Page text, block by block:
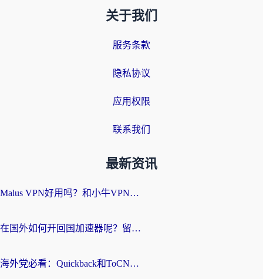
关于我们
服务条款
隐私协议
应用权限
联系我们
最新资讯
Malus VPN好用吗？和小牛VPN对比哪个回国效果更好？海外党亲测实用指南
在国外如何开回国加速器呢？留学生亲测的无缝访问国内资源指南
海外党必看：Quickback和ToCN好用吗？3分钟选对回国加速器的实用指南